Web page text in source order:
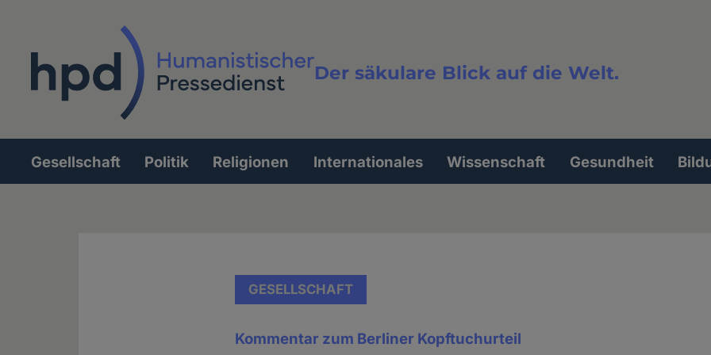
Der säkulare Blick auf die Welt.
Volltextsuche
Hauptnavigation
Gesellschaft Politik Religionen Internationales Wissenschaft Gesundheit
GESELLSCHAFT
Kommentar zum Berliner Kopftuchurteil